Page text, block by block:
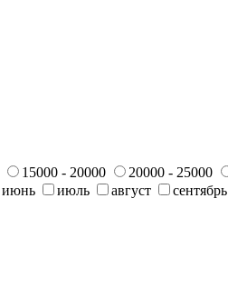
15000 - 20000 20000 - 25000
июнь июль август сентябрь